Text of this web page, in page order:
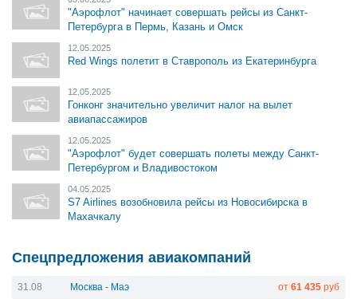
"Аэрофлот" начинает совершать рейсы из Санкт-
Петербурга в Пермь, Казань и Омск
12.05.2025
Red Wings полетит в Ставрополь из Екатеринбурга
12.05.2025
Гонконг значительно увеличит налог на вылет
авиапассажиров
12.05.2025
"Аэрофлот" будет совершать полеты между Санкт-
Петербургом и Владивостоком
04.05.2025
S7 Airlines возобновила рейсы из Новосибирска в
Махачкалу
Спецпредложения авиакомпаний
31.08 Москва - Маэ от 61 435 руб